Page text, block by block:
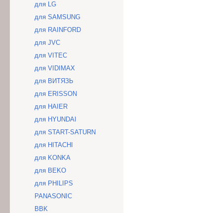
для LG
для SAMSUNG
для RAINFORD
для JVC
для VITEC
для VIDIMAX
для ВИТЯЗЬ
для ERISSON
для HAIER
для HYUNDAI
для START-SATURN
для HITACHI
для KONKA
для BEKO
для PHILIPS
PANASONIC
BBK